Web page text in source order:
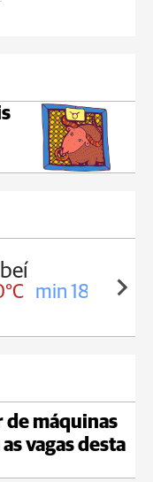
min 18°C
de máquinas
vagas desta